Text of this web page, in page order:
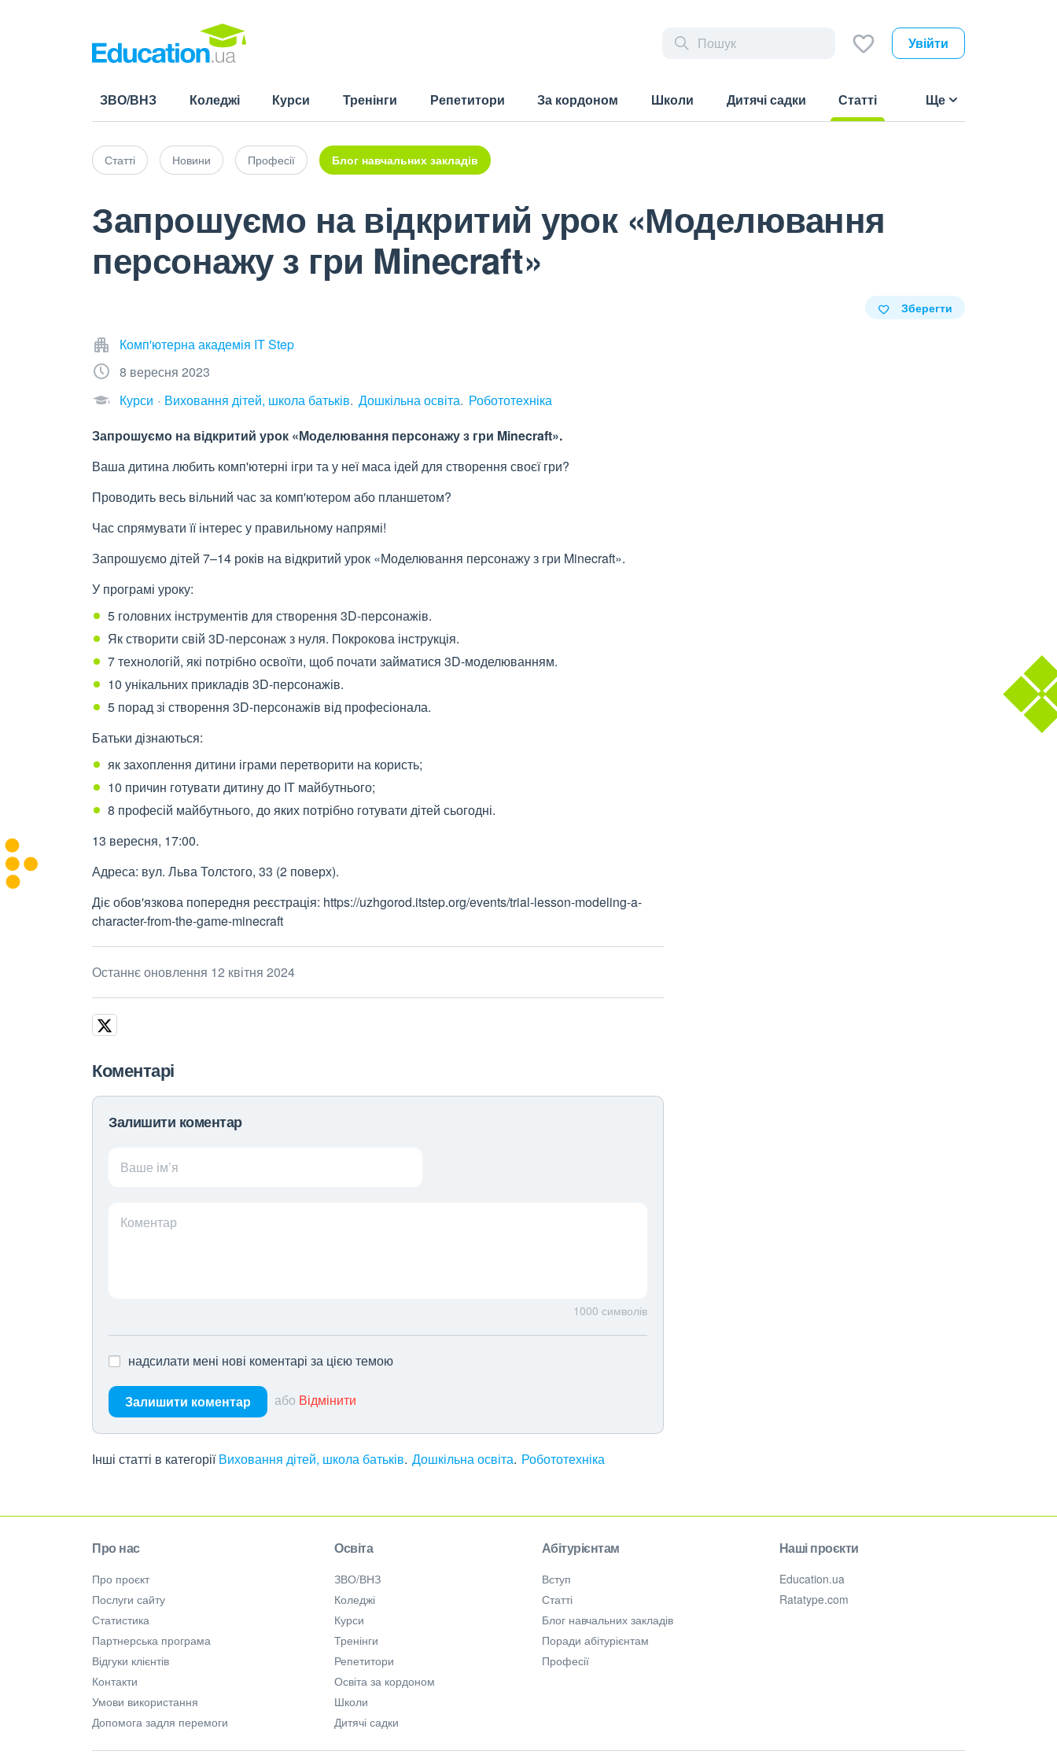
Увійти
ЗВО/ВНЗ Коледжі Курси Тренінги Репетитори За кордоном Школи Дитячі садки
Статті
Ще
Статті Новини Професії Блог навчальних закладів
Запрошуємо на відкритий урок «Моделювання
персонажу з гри Minecraft»
Зберегти
Комп'ютерна академія IT Step
8 вересня 2023
Курси
Виховання дітей, школа батьків Дошкільна освіта Робототехніка
Запрошуємо на відкритий урок «Моделювання персонажу з гри Minecraft».
Ваша дитина любить комп'ютерні ігри та у неї маса ідей для створення своєї гри?
Проводить весь вільний час за комп'ютером або планшетом?
Час спрямувати її інтерес у правильному напрямі!
Запрошуємо дітей 7–14 років на відкритий урок «Моделювання персонажу з гри Minecraft».
У програмі уроку:
5 головних інструментів для створення 3D-персонажів.
Як створити свій 3D-персонаж з нуля. Покрокова інструкція.
7 технологій, які потрібно освоїти, щоб почати займатися 3D-моделюванням.
10 унікальних прикладів 3D-персонажів.
5 порад зі створення 3D-персонажів від професіонала.
Батьки дізнаються:
як захоплення дитини іграми перетворити на користь;
10 причин готувати дитину до IT майбутнього;
8 професій майбутнього, до яких потрібно готувати дітей сьогодні.
13 вересня, 17:00.
Адреса: вул. Льва Толстого, 33 (2 поверх).
Діє обов'язкова попередня реєстрація: https://uzhgorod.itstep.org/events/trial-lesson-modeling-a-
character-from-the-game-minecraft
Останнє оновлення 12 квітня 2024
Коментарі
Залишити коментар
Ваше ім’я
Коментар
1000 символів
надсилати мені нові коментарі за цією темою
Залишити коментар або Відмінити
Інші статті в категорії Виховання дітей, школа батьків Дошкільна освіта Робототехніка
Про нас
Про проєкт
Послуги сайту
Статистика
Партнерська програма
Відгуки клієнтів
Контакти
Умови використання
Допомога задля перемоги
Освіта
ЗВО/ВНЗ
Коледжі
Курси
Тренінги
Репетитори
Освіта за кордоном
Школи
Дитячі садки
Абітурієнтам
Вступ
Статті
Блог навчальних закладів
Поради абітурієнтам
Професії
Наші проєкти
Education.ua
Ratatype.com